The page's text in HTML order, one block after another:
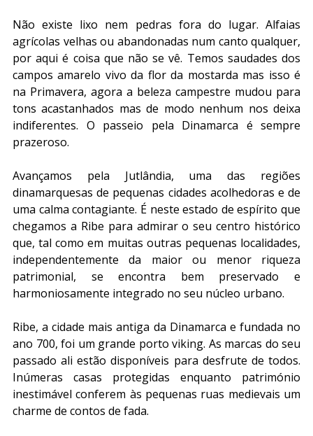
Não existe lixo nem pedras fora do lugar. Alfaias
agrícolas velhas ou abandonadas num canto qualquer,
por aqui é coisa que não se vê. Temos saudades dos
campos amarelo vivo da flor da mostarda mas isso é
na Primavera, agora a beleza campestre mudou para
tons acastanhados mas de modo nenhum nos deixa
indiferentes. O passeio pela Dinamarca é sempre
prazeroso.
Avançamos pela Jutlândia, uma das regiões
dinamarquesas de pequenas cidades acolhedoras e de
uma calma contagiante. É neste estado de espírito que
chegamos a Ribe para admirar o seu centro histórico
que, tal como em muitas outras pequenas localidades,
independentemente da maior ou menor riqueza
patrimonial, se encontra bem preservado e
harmoniosamente integrado no seu núcleo urbano.
Ribe, a cidade mais antiga da Dinamarca e fundada no
ano 700, foi um grande porto viking. As marcas do seu
passado ali estão disponíveis para desfrute de todos.
Inúmeras casas protegidas enquanto património
inestimável conferem às pequenas ruas medievais um
charme de contos de fada.